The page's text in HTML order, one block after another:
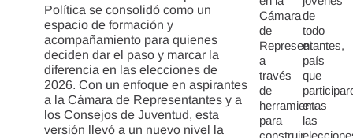
Política se consolidó como un
espacio de formación y
acompañamiento para quienes
deciden dar el paso y marcar la
diferencia en las elecciones de
2026. Con un enfoque en aspirantes
a la Cámara de Representantes y a
los Consejos de Juventud, esta
versión llevó a un nuevo nivel la
Cámara
de
Representantes,
a
través
de
herramientas
para
construir
de
todo
el
país
que
en
las